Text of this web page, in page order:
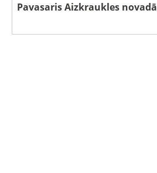
Pavasaris Aizkraukles novadā